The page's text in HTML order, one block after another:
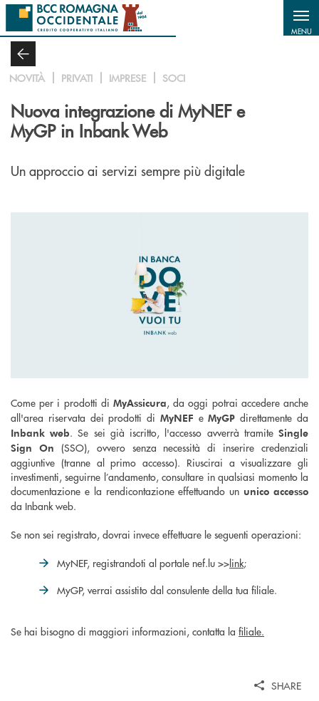
Salta al contenuto principale
MENU
NOVITÀ PRIVATI IMPRESE SOCI
Nuova integrazione di MyNEF e
MyGP in Inbank Web
Un approccio ai servizi sempre più digitale
Come per i prodotti di MyAssicura, da oggi potrai accedere anche
all'area riservata dei prodotti di MyNEF eMyGP direttamente da
Inbank web. Se sei già iscritto, l'accesso avverrà tramiteSingle
Sign On (SSO), ovvero senza necessità di inserire credenziali
aggiuntive (tranne al primo accesso). Riuscirai a visualizzare gli
investimenti, seguirne l’andamento, consultare in qualsiasi momento la
documentazione e la rendicontazione effettuando un unico accesso
da Inbank web.
Se non sei registrato, dovrai invece effettuare le seguenti operazioni:
MyNEF, registrandoti al portale nef.lu >>link;
MyGP, verrai assistito dal consulente della tua filiale.
Se hai bisogno di maggiori informazioni, contatta la filiale.
SHARE